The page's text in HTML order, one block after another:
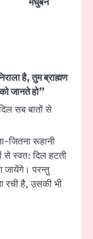
मधुबन
है, तुम ब्राह्मण
जानते हो”
सब बातों से
जितना रूहानी
से स्वत: दिल हटती
जायेंगे। परन्तु
रची है, उसकी भी